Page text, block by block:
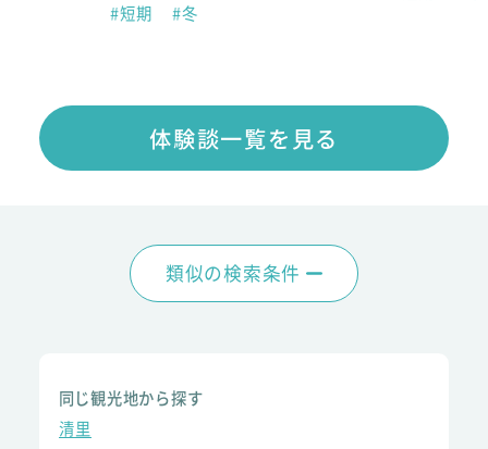
#短期
#冬
体験談一覧を見る
類似の検索条件
同じ観光地から探す
清里